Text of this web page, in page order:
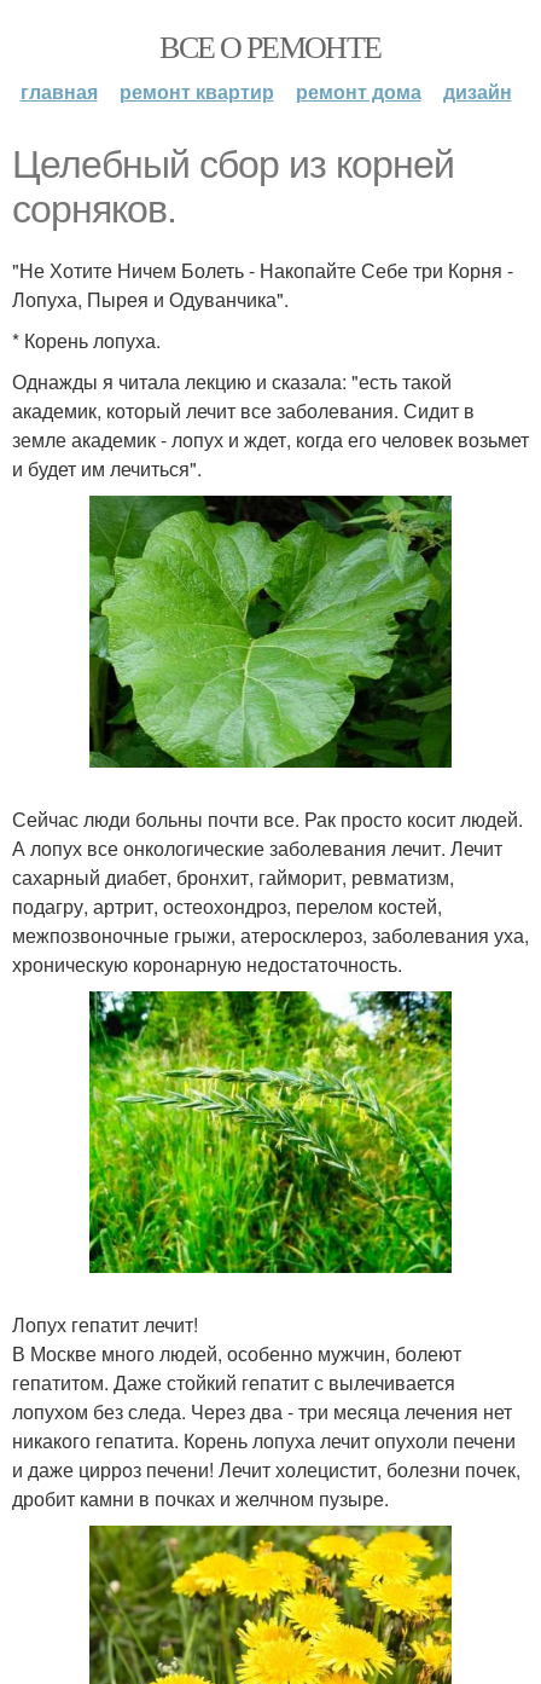
ВСЕ О РЕМОНТЕ
главная ремонт квартир ремонт дома дизайн
Целебный сбор из корней
сорняков.
"Не Хотите Ничем Болеть - Накопайте Себе три Корня -
Лопуха, Пырея и Одуванчика".
* Корень лопуха.
Однажды я читала лекцию и сказала: "есть такой
академик, который лечит все заболевания. Сидит в
земле академик - лопух и ждет, когда его человек возьмет
и будет им лечиться".
Сейчас люди больны почти все. Рак просто косит людей.
А лопух все онкологические заболевания лечит. Лечит
сахарный диабет, бронхит, гайморит, ревматизм,
подагру, артрит, остеохондроз, перелом костей,
межпозвоночные грыжи, атеросклероз, заболевания уха,
хроническую коронарную недостаточность.
Лопух гепатит лечит!
В Москве много людей, особенно мужчин, болеют
гепатитом. Даже стойкий гепатит с вылечивается
лопухом без следа. Через два - три месяца лечения нет
никакого гепатита. Корень лопуха лечит опухоли печени
и даже цирроз печени! Лечит холецистит, болезни почек,
дробит камни в почках и желчном пузыре.